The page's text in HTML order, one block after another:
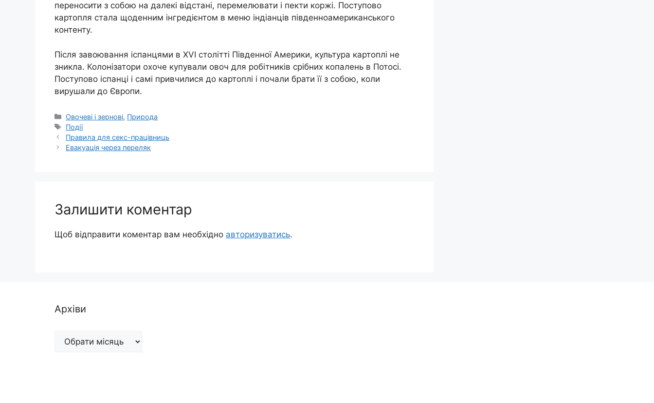
переносити з собою на далекі відстані, перемелювати і пекти коржі. Поступово
картопля стала щоденним інгредієнтом в меню індіанців південноамериканського
контенту.
Після завоювання іспанцями в XVI столітті Південної Америки, культура картоплі не
зникла. Колонізатори охоче купували овоч для робітників срібних копалень в Потосі.
Поступово іспанці і самі привчилися до картоплі і почали брати її з собою, коли
вирушали до Європи.
Категорії
Овочеві і зернові, Природа
Позначки
Події
Правила для секс-працівниць
Евакуація через переляк
Залишити коментар
Щоб відправити коментар вам необхідно авторизуватись.
Архіви
Архіви